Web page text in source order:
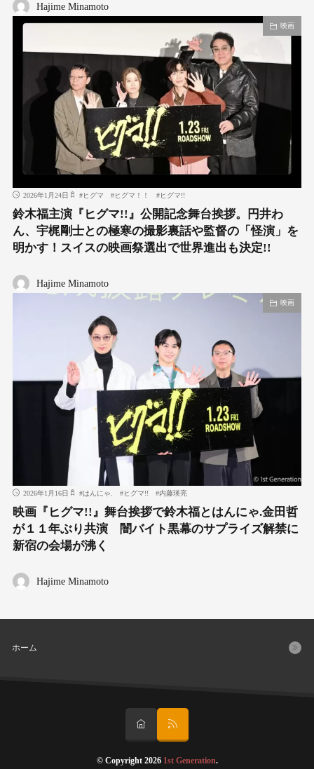
Hajime Minamoto
映画
2026年1月24日 #ヒグマ #ヒグマ！！ #ヒグマ!!
鈴木福主演『ヒグマ!!』公開記念舞台挨拶。円井わ
ん、宇梶剛士との極寒の撮影裏話や監督の「怪演」を
明かす！スイスの映画祭選出で世界進出も決定!!
Hajime Minamoto
映画
2026年1月16日 #はんにゃ. #ヒグマ!! #内藤瑛亮
映画『ヒグマ!!』舞台挨拶で鈴木福とはんにゃ.金田哲
が１１年ぶり共演 闇バイト黒幕のサプライズ解禁に
新宿の会場が沸く
Hajime Minamoto
ホーム
© Copyright 2026 1st Generation.